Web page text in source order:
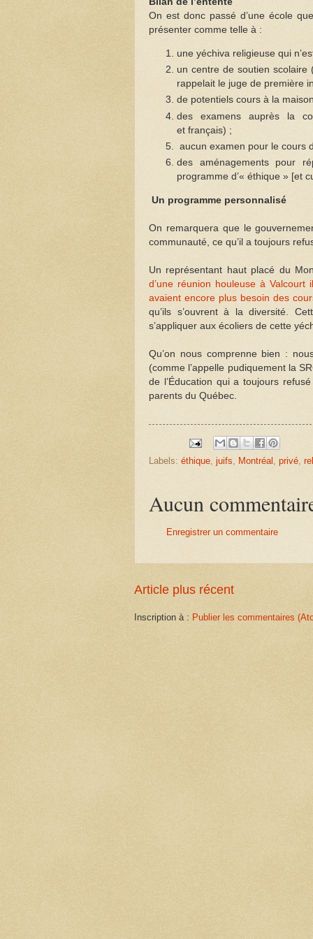
On est donc passé d’une école
présenter comme telle à :
une yéchiva religieuse qui
un centre de soutien scolaire
rappelait le juge de première
de potentiels cours à la
des examens auprès la
et français) ;
aucun examen pour le cours
des aménagements pour
programme d’« éthique » [et
Un programme personnalisé
On remarquera que le
communauté, ce qu’il a toujours
Un représentant haut placé du
d’une réunion houleuse à
avaient encore plus besoin des
qu’ils s’ouvrent à la diversité.
s’appliquer aux écoliers de cette
Qu’on nous comprenne bien :
(comme l’appelle pudiquement la
de l’Éducation qui a toujours
parents du Québec.
Labels: éthique, juifs, Montréal , privé,
Aucun
Enregistrer un commentaire
Article plus récent
Inscription à : Publier les commentaires